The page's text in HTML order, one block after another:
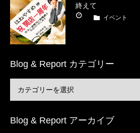
終えて
イベント
Blog & Report カテゴリー
Blog & Report アーカイブ